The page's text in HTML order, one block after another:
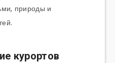
природы и
курортов